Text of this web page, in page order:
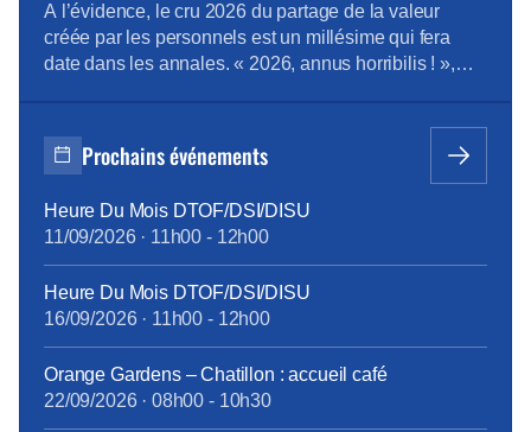
L’Essentiel du CSEC d’Avril
A l’évidence, le cru 2026 du partage de la valeur
créée par les personnels est un millésime qui fera
date dans les annales. « 2026, annus horribilis ! »,
à une redistribution de la valeur peau de chagrin. Et
[…]
Prochains événements
Heure Du Mois DTOF/DSI/DISU
11/09/2026· 11h00 - 12h00
Heure Du Mois DTOF/DSI/DISU
16/09/2026· 11h00 - 12h00
Orange Gardens – Chatillon : accueil café
22/09/2026· 08h00 - 10h30